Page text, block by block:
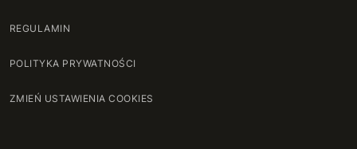
REGULAMIN
POLITYKA PRYWATNOŚCI
ZMIEŃ USTAWIENIA COOKIES